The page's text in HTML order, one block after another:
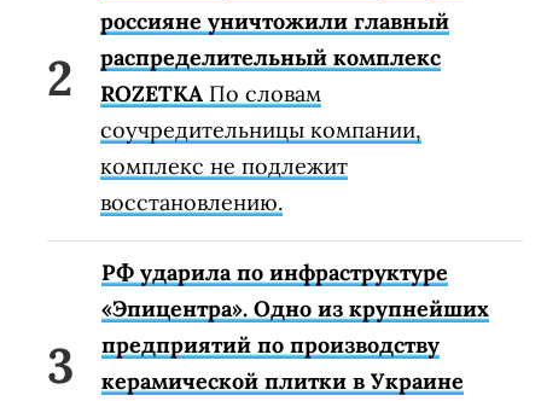
россияне уничтожили главный
распределительный комплекс
ROZETKA По словам
соучредительницы компании,
комплекс не подлежит
восстановлению.
РФ ударила по инфраструктуре
«Эпицентра». Одно из крупнейших
предприятий по производству
керамической плитки в Украине